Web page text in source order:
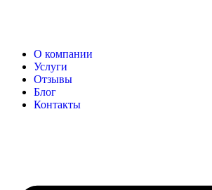
О компании
Услуги
Отзывы
Блог
Контакты